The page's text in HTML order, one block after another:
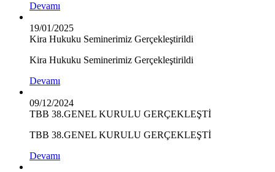
Devamı
19/01/2025
Kira Hukuku Seminerimiz Gerçekleştirildi
Kira Hukuku Seminerimiz Gerçekleştirildi
Devamı
09/12/2024
TBB 38.GENEL KURULU GERÇEKLEŞTİ
TBB 38.GENEL KURULU GERÇEKLEŞTİ
Devamı